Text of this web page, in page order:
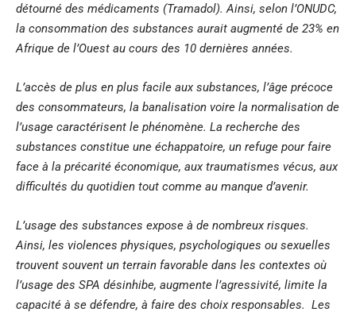
détourné des médicaments (Tramadol). Ainsi, selon l’ONUDC,
la consommation des substances aurait augmenté de 23% en
Afrique de l’Ouest au cours des 10 dernières années.
L’accès de plus en plus facile aux substances, l’âge précoce
des consommateurs, la banalisation voire la normalisation de
l’usage caractérisent le phénomène. La recherche des
substances constitue une échappatoire, un refuge pour faire
face à la précarité économique, aux traumatismes vécus, aux
difficultés du quotidien tout comme au manque d’avenir.
L’usage des substances expose à de nombreux risques.
Ainsi, les violences physiques, psychologiques ou sexuelles
trouvent souvent un terrain favorable dans les contextes où
l’usage des SPA désinhibe, augmente l’agressivité, limite la
capacité à se défendre, à faire des choix responsables. Les